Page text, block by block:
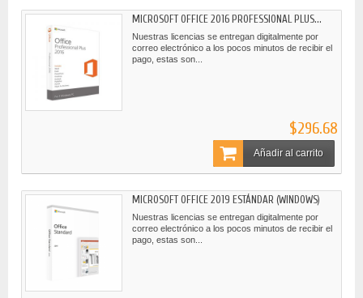
MICROSOFT OFFICE 2016 PROFESSIONAL PLUS...
Nuestras licencias se entregan digitalmente por
correo electrónico a los pocos minutos de recibir el
pago, estas son...
$296.68
Añadir al carrito
MICROSOFT OFFICE 2019 ESTÁNDAR (WINDOWS)
Nuestras licencias se entregan digitalmente por
correo electrónico a los pocos minutos de recibir el
pago, estas son...